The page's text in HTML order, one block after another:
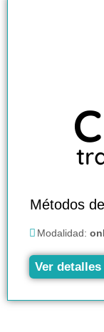
Métodos
Modalidad:
Ver